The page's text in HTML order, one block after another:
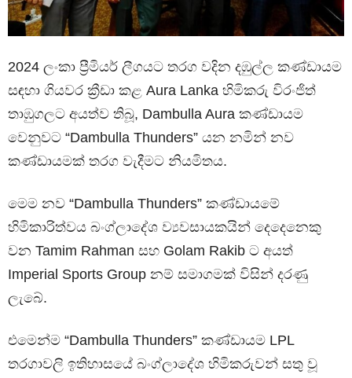
2024 ලංකා ප්‍රීමියර් ලීගයට තරග වදින දඹුල්ල කණ්ඩායම
සඳහා ගියවර ක්‍රීඩා කළ Aura Lanka හිමිකරු විරංජිත්
තාඹුගලට අයත්ව තිබූ, Dambulla Aura කණ්ඩායම
වෙනුවට “Dambulla Thunders” යන නමින් නව
කණ්ඩායමක් තරග වැදීමට නියමිතය.
මෙම නව “Dambulla Thunders” කණ්ඩායමේ
හිමිකාරිත්වය බංග්ලාදේශ ව්‍යවසායකයින් දෙදෙනෙකු
වන Tamim Rahman සහ Golam Rakib ට අයත්
Imperial Sports Group නම් සමාගමක් විසින් දරණු
ලැබේ.
එමෙන්ම “Dambulla Thunders” කණ්ඩායම LPL
තරගාවලි ඉතිහාසයේ බංග්ලාදේශ හිමිකරුවන්‍ සතු වූ